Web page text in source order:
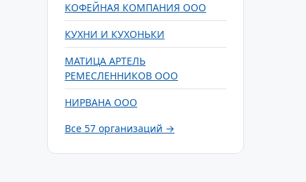
КОФЕЙНАЯ КОМПАНИЯ ООО
КУХНИ И КУХОНЬКИ
МАТИЦА АРТЕЛЬ
РЕМЕСЛЕННИКОВ ООО
НИРВАНА ООО
Все 57 организаций →